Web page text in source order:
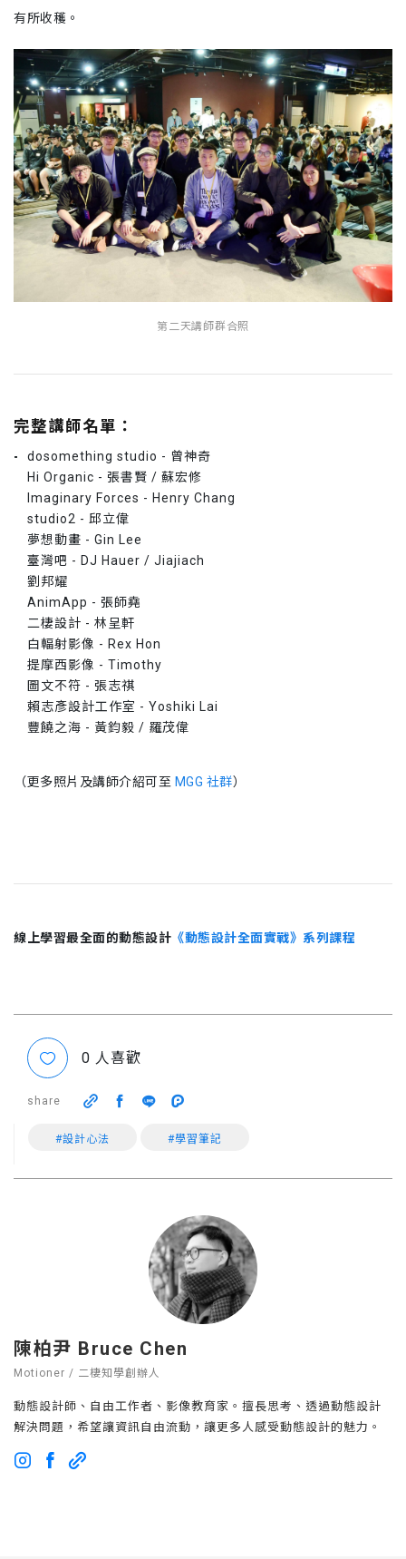
有所收穫。
第二天講師群合照
完整講師名單：
dosomething studio - 曾神奇
Hi Organic - 張書賢 / 蘇宏修
Imaginary Forces - Henry Chang
studio2 - 邱立偉
夢想動畫 - Gin Lee
臺灣吧 - DJ Hauer / Jiajiach
劉邦耀
AnimApp - 張師堯
二棲設計 - 林呈軒
白輻射影像 - Rex Hon
提摩西影像 - Timothy
圖文不符 - 張志祺
賴志彥設計工作室 - Yoshiki Lai
豐饒之海 - 黃鈞毅 / 羅茂偉
（更多照片及講師介紹可至 MGG 社群）
線上學習最全面的動態設計 《動態設計全面實戰》系列課程
0 人喜歡
share
#設計心法 #學習筆記
陳柏尹 Bruce Chen
Motioner / 二棲知學創辦人
動態設計師、自由工作者、影像教育家。擅長思考、透過動態設計
解決問題，希望讓資訊自由流動，讓更多人感受動態設計的魅力。